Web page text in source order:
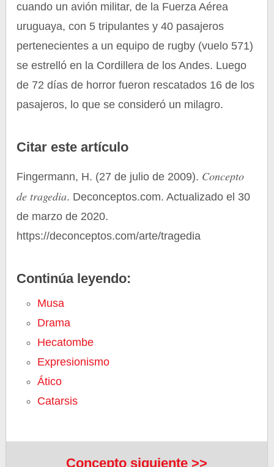
cuando un avión militar, de la Fuerza Aérea
uruguaya, con 5 tripulantes y 40 pasajeros
pertenecientes a un equipo de rugby (vuelo 571)
se estrelló en la Cordillera de los Andes. Luego
de 72 días de horror fueron rescatados 16 de los
pasajeros, lo que se consideró un milagro.
Citar este artículo
Fingermann, H. (27 de julio de 2009). Concepto
de tragedia. Deconceptos.com. Actualizado el 30
de marzo de 2020.
https://deconceptos.com/arte/tragedia
Continúa leyendo:
Musa
Drama
Hecatombe
Expresionismo
Ático
Catarsis
Concepto siguiente >>